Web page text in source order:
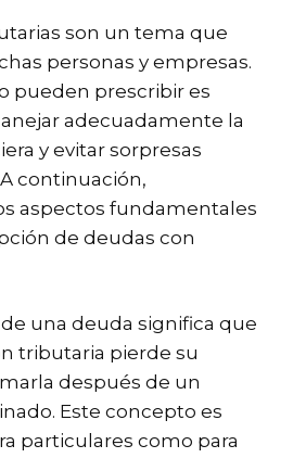
son un tema que
personas y empresas.
pueden prescribir es
adecuadamente la
y evitar sorpresas
continuación,
aspectos fundamentales
de deudas con
una deuda significa que
tributaria pierde su
después de un
Este concepto es
particulares como para